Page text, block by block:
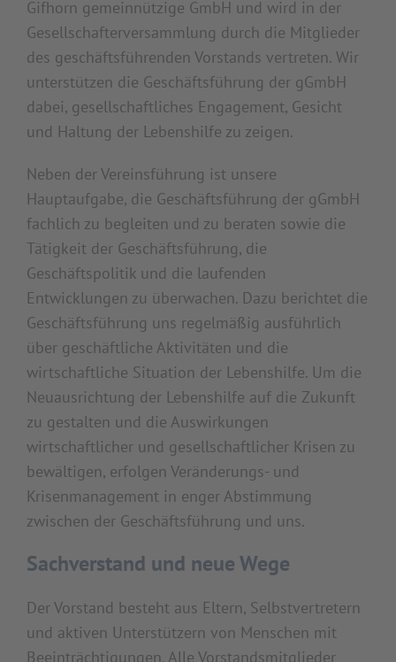
Gifhorn gemeinnützige GmbH und wird in der
Gesellschafterversammlung durch die Mitglieder
des geschäftsführenden Vorstands vertreten. Wir
unterstützen die Geschäftsführung der gGmbH
dabei, gesellschaftliches Engagement, Gesicht
und Haltung der Lebenshilfe zu zeigen.
Neben der Vereinsführung ist unsere
Hauptaufgabe, die Geschäftsführung der gGmbH
fachlich zu begleiten und zu beraten sowie die
Tätigkeit der Geschäftsführung, die
Geschäftspolitik und die laufenden
Entwicklungen zu überwachen. Dazu berichtet die
Geschäftsführung uns regelmäßig ausführlich
über geschäftliche Aktivitäten und die
wirtschaftliche Situation der Lebenshilfe. Um die
Neuausrichtung der Lebenshilfe auf die Zukunft
zu gestalten und die Auswirkungen
wirtschaftlicher und gesellschaftlicher Krisen zu
bewältigen, erfolgen Veränderungs- und
Krisenmanagement in enger Abstimmung
zwischen der Geschäftsführung und uns.
Sachverstand und neue Wege
Der Vorstand besteht aus Eltern, Selbstvertretern
und aktiven Unterstützern von Menschen mit
Beeinträchtigungen. Alle Vorstandsmitglieder